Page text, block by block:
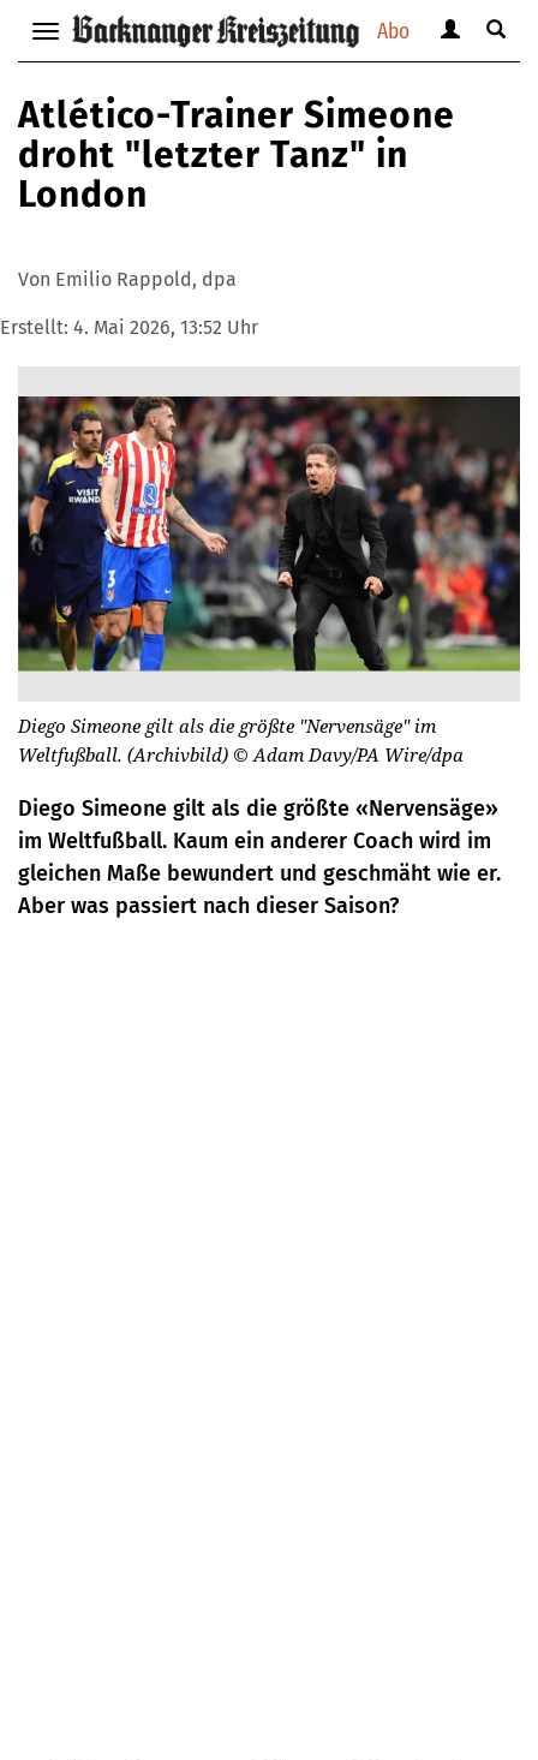
Abo
Navigation
anzeigen
bzw.
verbergen
anzeigen
verbergen
Suche
Atlético-Trainer Simeone
droht "letzter Tanz" in
London
Von Emilio Rappold, dpa
Erstellt: 4. Mai 2026, 13:52 Uhr
Diego Simeone gilt als die größte "Nervensäge" im
Weltfußball. (Archivbild) © Adam Davy/PA Wire/dpa
Diego Simeone gilt als die größte «Nervensäge»
im Weltfußball. Kaum ein anderer Coach wird im
gleichen Maße bewundert und geschmäht wie er.
Aber was passiert nach dieser Saison?